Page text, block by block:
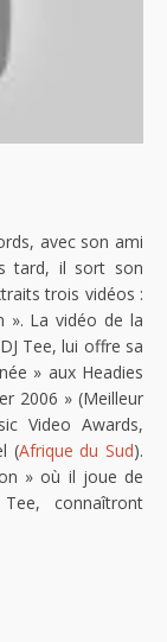
avec son ami
tard, il sort son
trois vidéos :
». La vidéo de la
Tee, lui offre sa
» aux Headies
2006 » (Meilleur
Video Awards,
(Afrique du Sud).
» où il joue de
connaîtront